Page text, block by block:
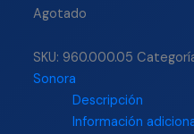
Agotado
SKU: 960.000.05
Sonora
Descripción
Información